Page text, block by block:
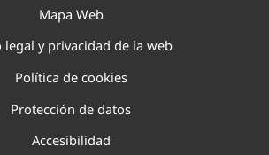
Mapa Web
legal y privacidad de la web
Política de cookies
Protección de datos
Accesibilidad